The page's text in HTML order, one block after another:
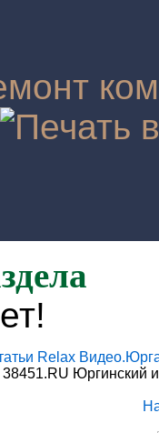
Relax
Юргинский